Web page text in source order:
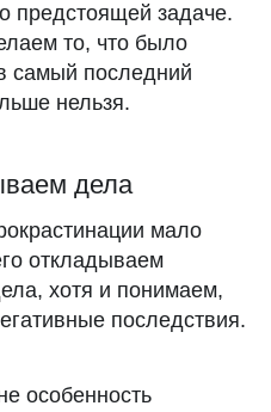
предстоящей задаче.
то, что было
самый последний
нельзя.
дела
мало
откладываем
хотя и понимаем,
последствия.
особенность